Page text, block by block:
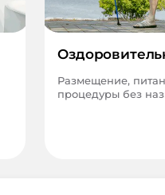
Размещение,
процедуры без